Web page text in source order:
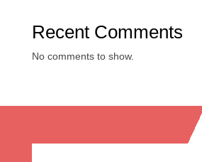
Recent Comments
No comments to show.